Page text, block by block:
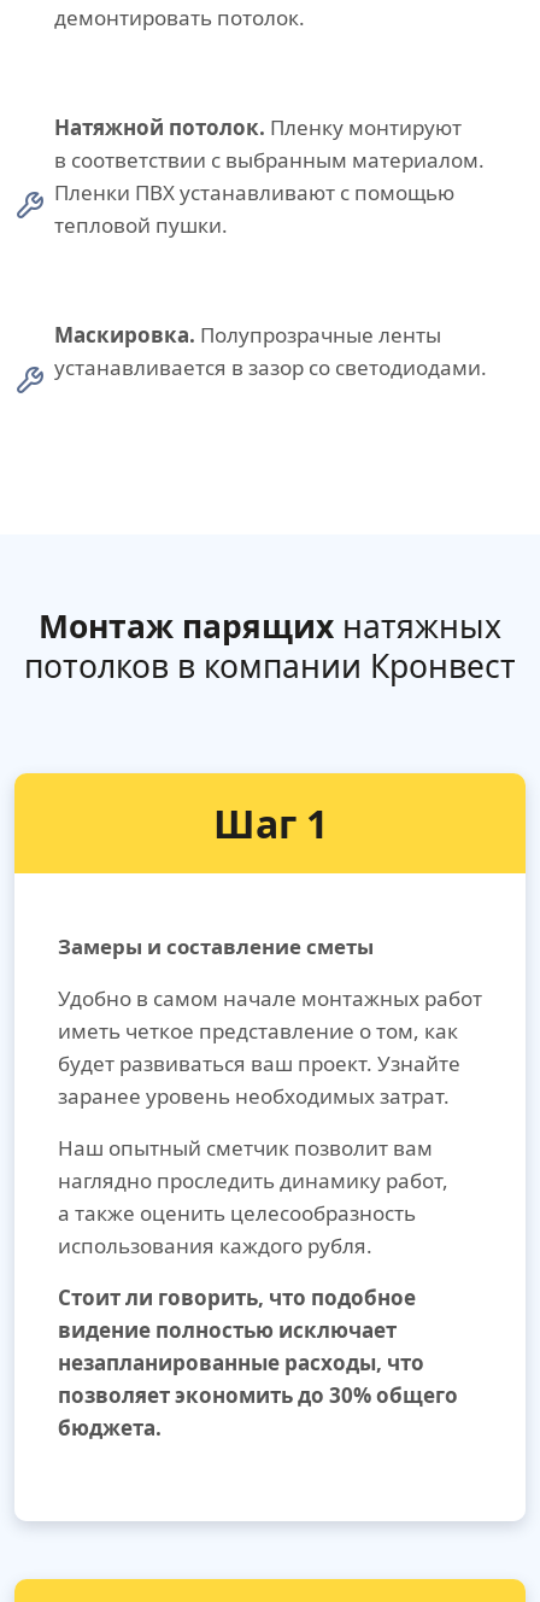
демонтировать потолок.
Натяжной потолок. Пленку монтируют
в соответствии с выбранным материалом.
Пленки ПВХ устанавливают с помощью
тепловой пушки.
Маскировка. Полупрозрачные ленты
устанавливается в зазор со светодиодами.
Монтаж парящих натяжных
потолков в компании Кронвест
Шаг 1
Замеры и составление сметы
Удобно в самом начале монтажных работ
иметь четкое представление о том, как
будет развиваться ваш проект. Узнайте
заранее уровень необходимых затрат.
Наш опытный сметчик позволит вам
наглядно проследить динамику работ,
а также оценить целесообразность
использования каждого рубля.
Стоит ли говорить, что подобное
видение полностью исключает
незапланированные расходы, что
позволяет экономить до 30% общего
бюджета.